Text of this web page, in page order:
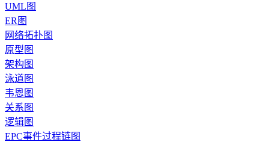
UML图
ER图
网络拓扑图
原型图
架构图
泳道图
韦恩图
关系图
逻辑图
EPC事件过程链图